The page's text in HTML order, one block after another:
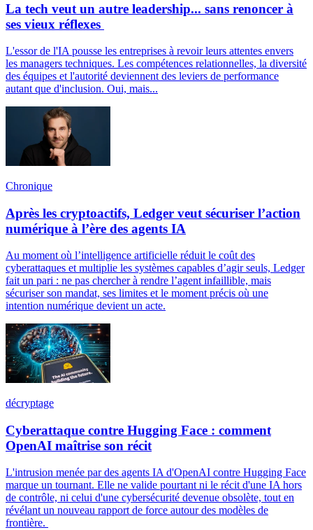
La tech veut un autre leadership... sans renoncer à
ses vieux réflexes
L'essor de l'IA pousse les entreprises à revoir leurs attentes envers
les managers techniques. Les compétences relationnelles, la diversité
des équipes et l'autorité deviennent des leviers de performance
autant que d'inclusion. Oui, mais...
Chronique
Après les cryptoactifs, Ledger veut sécuriser l’action
numérique à l’ère des agents IA
Au moment où l’intelligence artificielle réduit le coût des
cyberattaques et multiplie les systèmes capables d’agir seuls, Ledger
fait un pari : ne pas chercher à rendre l’agent infaillible, mais
sécuriser son mandat, ses limites et le moment précis où une
intention numérique devient un acte.
décryptage
Cyberattaque contre Hugging Face : comment
OpenAI maîtrise son récit
L'intrusion menée par des agents IA d'OpenAI contre Hugging Face
marque un tournant. Elle ne valide pourtant ni le récit d'une IA hors
de contrôle, ni celui d'une cybersécurité devenue obsolète, tout en
révélant un nouveau rapport de force autour des modèles de
frontière.